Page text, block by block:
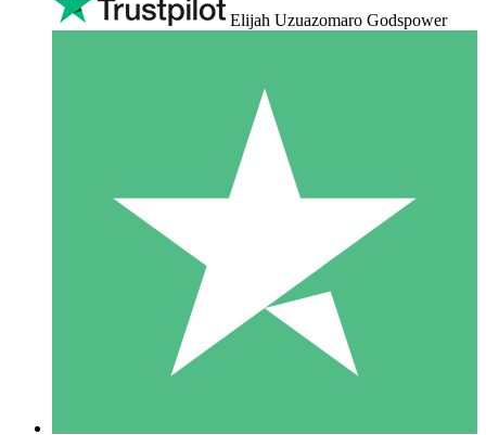
Elijah Uzuazomaro Godspower